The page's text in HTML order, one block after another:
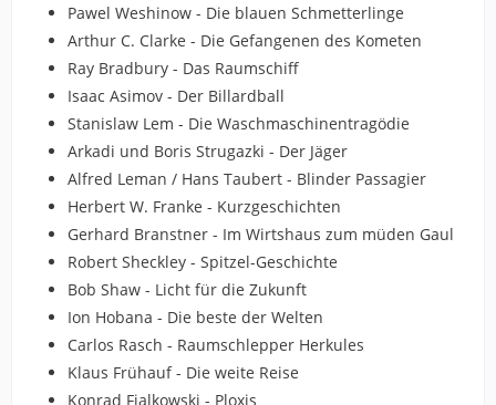
Pawel Weshinow - Die blauen Schmetterlinge
Arthur C. Clarke - Die Gefangenen des Kometen
Ray Bradbury - Das Raumschiff
Isaac Asimov - Der Billardball
Stanislaw Lem - Die Waschmaschinentragödie
Arkadi und Boris Strugazki - Der Jäger
Alfred Leman / Hans Taubert - Blinder Passagier
Herbert W. Franke - Kurzgeschichten
Gerhard Branstner - Im Wirtshaus zum müden Gaul
Robert Sheckley - Spitzel-Geschichte
Bob Shaw - Licht für die Zukunft
Ion Hobana - Die beste der Welten
Carlos Rasch - Raumschlepper Herkules
Klaus Frühauf - Die weite Reise
Konrad Fialkowski - Ploxis